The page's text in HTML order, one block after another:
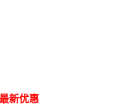
最新优惠